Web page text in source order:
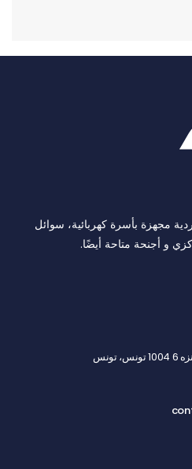
تضم 84 غرفة فردية مجهزة بأسرة كهربائية، سوائل
و أجنحة متاحة أيضًا.